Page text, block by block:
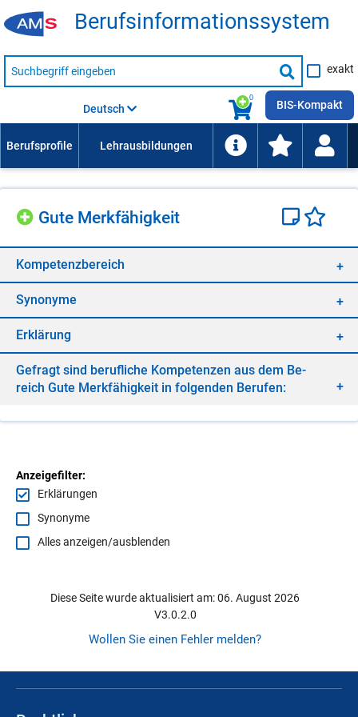
Be­rufs­in­for­ma­ti­ons­sys­tem
Suche
nach
Suche
starten
exakt
0
Deutsch BIS-Kompakt
Gute Merk­fä­hig­keit
Kom­pe­tenz­be­reich
Syn­ony­me
Er­klä­rung
Ge­fragt sind be­ruf­li­che Kom­pe­ten­zen aus dem Be­
reich Gute Merk­fä­hig­keit in fol­gen­den Be­ru­fen:
Anzeigefilter:
Erklärungen
Synonyme
Alles anzeigen/ausblenden
Diese Seite wurde aktualisiert am: 06. August 2026
V3.0.2.0
Wollen Sie einen Fehler melden?